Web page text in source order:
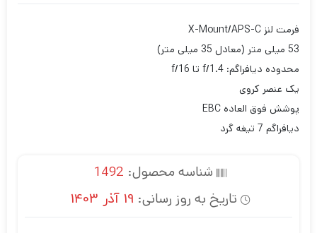
فرمت لنز X-Mount/APS-C
53 میلی متر (معادل 35 میلی متر)
محدوده دیافراگم: f/1.4 تا f/16
یک عنصر کروی
پوشش فوق العاده EBC
دیافراگم 7 تیغه گرد
شناسه محصول: 1492
تاریخ به روز رسانی: 19 آذر 1403